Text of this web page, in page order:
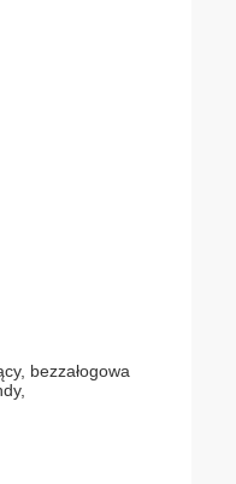
bezzałogowa